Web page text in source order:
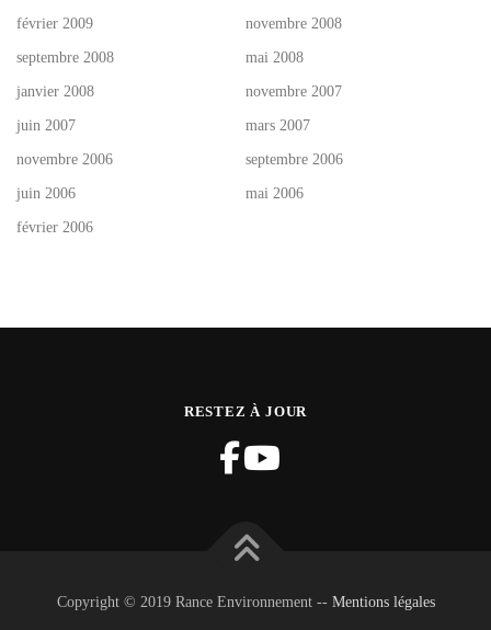
février 2009 novembre 2008
septembre 2008 mai 2008
janvier 2008 novembre 2007
juin 2007 mars 2007
novembre 2006 septembre 2006
juin 2006 mai 2006
février 2006
RESTEZ À JOUR
Copyright © 2019 Rance Environnement -- Mentions légales